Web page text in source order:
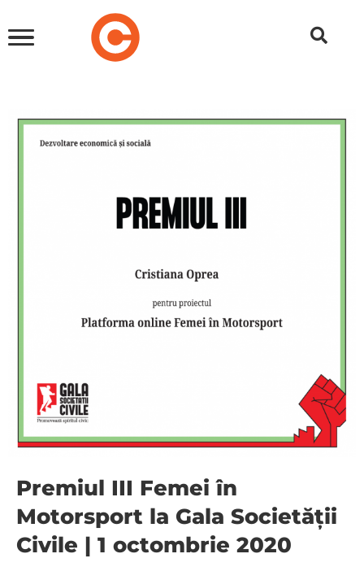
Premiul III Femei în
Motorsport la Gala Societății
Civile | 1 octombrie 2020